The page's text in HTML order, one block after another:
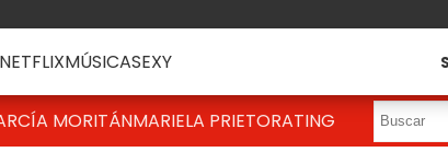
NETFLIXMÚSICASEXY
MORITÁNMARIELA PRIETORATING